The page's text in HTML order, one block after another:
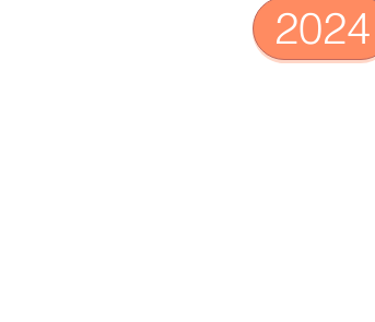
2024